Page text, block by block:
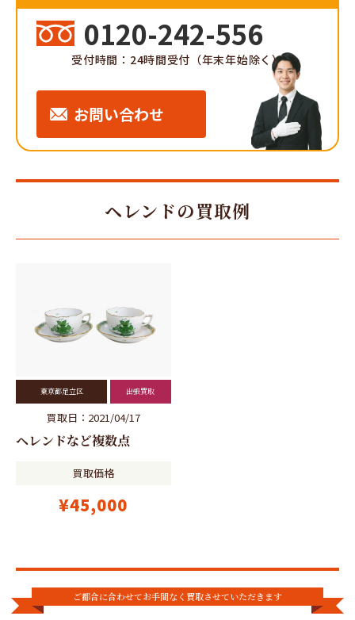
0120-242-556
受付時間：24時間受付（年末年始除く）
お問い合わせ
ヘレンドの買取例
東京都足立区 出張買取
買取日：2021/04/17
ヘレンドなど複数点
買取価格
¥45,000
ご都合に合わせてお手間なく買取させていただきます